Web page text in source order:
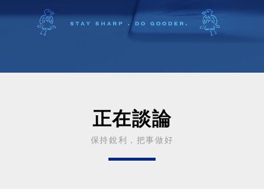
正在談論
保持銳利，把事做好